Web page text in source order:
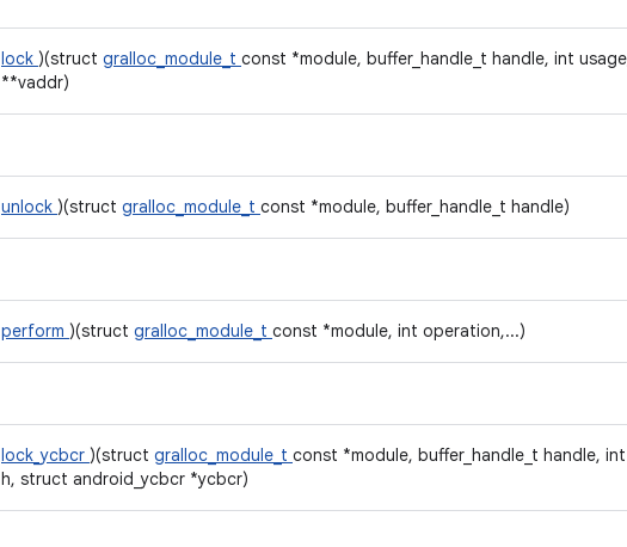
lock )(struct gralloc_module_t const *module, buffer_handle_t handle, int
**vaddr)
unlock )(struct gralloc_module_t const *module, buffer_handle_t handle)
perform )(struct gralloc_module_t const *module, int operation,...)
lock_ycbcr )(struct gralloc_module_t const *module, buffer_handle_t handle,
h, struct android_ycbcr *ycbcr)